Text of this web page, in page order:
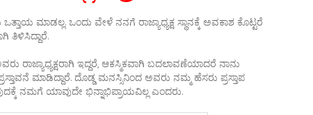
ಮಾಡಲ್ಲ. ಒಂದು ವೇಳೆ ನನಗೆ ರಾಜ್ಯಾಧ್ಯಕ್ಷ ಸ್ಥಾನಕ್ಕೆ ಅವಕಾಶ ಕೊಟ್ಟರೆ
ತಿಳಿಸಿದ್ದಾರೆ.
ರಾಜ್ಯಾಧ್ಯಕ್ಷರಾಗಿ ಇದ್ದರೆ, ಆಕಸ್ಮಿಕವಾಗಿ ಬದಲಾವಣೆಯಾದರೆ ನಾನು
ಮಾಡಿದ್ದಾರೆ. ದೊಡ್ಡ ಮನಸ್ಸಿನಿಂದ ಅವರು ನಮ್ಮ ಹೆಸರು ಪ್ರಸ್ತಾಪ
ನಮಗೆ ಯಾವುದೇ ಭಿನ್ನಾಭಿಪ್ರಾಯವಿಲ್ಲ ಎಂದರು.